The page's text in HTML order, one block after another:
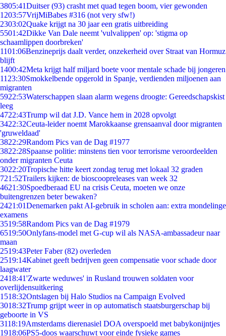
3805:41Duitser (93) crasht met quad tegen boom, vier gewonden
1203:57VrijMiBabes #316 (not very sfw!)
2303:02Quake krijgt na 30 jaar een gratis uitbreiding
5501:42Dikke Van Dale neemt 'vulvalippen' op: 'stigma op
schaamlippen doorbreken'
1101:06Benzineprijs daalt verder, onzekerheid over Straat van Hormuz
blijft
1400:42Meta krijgt half miljard boete voor mentale schade bij jongeren
11 23:30Smokkelbende opgerold in Spanje, verdienden miljoenen aan
migranten
5922:53Waterschappen slaan alarm wegens droogte: Gereedschapskist
leeg
4722:43Trump wil dat J.D. Vance hem in 2028 opvolgt
3422:32Ceuta-leider noemt Marokkaanse grensaanval door migranten
'gruweldaad'
3822:29Random Pics van de Dag #1977
3822:28Spaanse politie: minstens tien voor terrorisme veroordeelden
onder migranten Ceuta
3022:20Tropische hitte keert zondag terug met lokaal 32 graden
721:52Trailers kijken: de bioscoopreleases van week 32
4621:30Spoedberaad EU na crisis Ceuta, moeten we onze
buitengrenzen beter bewaken?
2421:01Denemarken pakt AI-gebruik in scholen aan: extra mondelinge
examens
3519:58Random Pics van de Dag #1979
6519:50Onlyfans-model met G-cup wil als NASA-ambassadeur naar
maan
2519:43Peter Faber (82) overleden
2519:14Kabinet geeft bedrijven geen compensatie voor schade door
laagwater
2418:41'Zwarte weduwes' in Rusland trouwen soldaten voor
overlijdensuitkering
1518:32Ontslagen bij Halo Studios na Campaign Evolved
3018:32Trump grijpt weer in op automatisch staatsburgerschap bij
geboorte in VS
3118:19Amsterdams dierenasiel DOA overspoeld met babykonijntjes
1918:06PS5-doos waarschuwt voor einde fysieke games